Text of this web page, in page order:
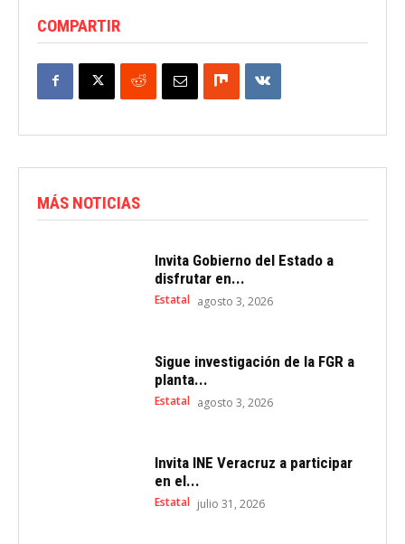
COMPARTIR
MÁS NOTICIAS
Invita Gobierno del Estado a
disfrutar en...
Estatal agosto 3, 2026
Sigue investigación de la FGR a
planta...
Estatal agosto 3, 2026
Invita INE Veracruz a participar
en el...
Estatal julio 31, 2026